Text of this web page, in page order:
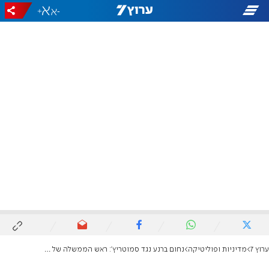
-
+
ערוץ 7 מדיניות ופוליטיקה נחום ברנע נגד סמוטריץ': ראש הממשלה של ההתיישבות